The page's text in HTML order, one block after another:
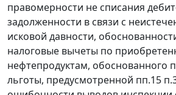
правомерности не списания
задолженности в связи с
исковой давности,
налоговые вычеты по
нефтепродуктам, обоснованного
льготы, предусмотренной пп.15